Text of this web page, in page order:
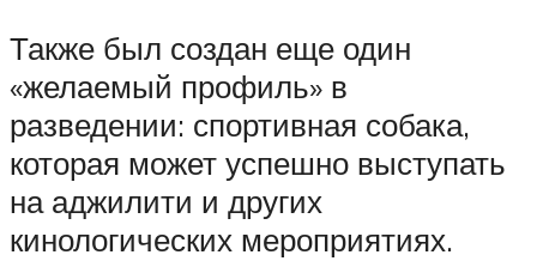
Также был создан еще один
«желаемый профиль» в
разведении: спортивная собака,
которая может успешно выступать
на аджилити и других
кинологических мероприятиях.